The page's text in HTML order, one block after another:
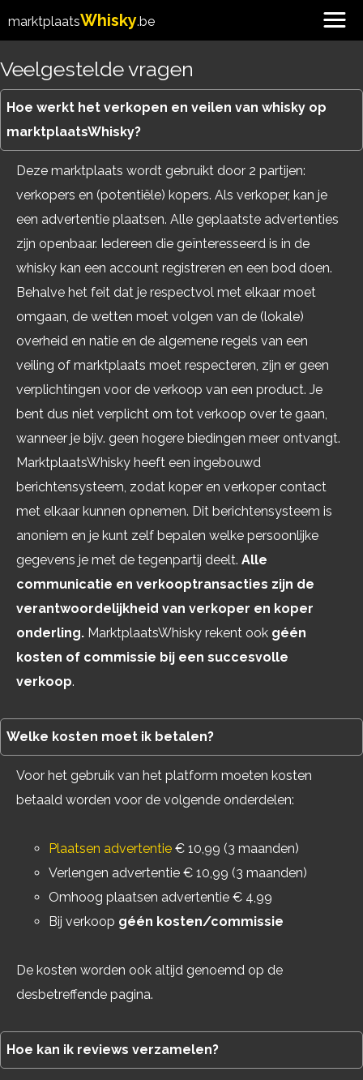
marktplaatsWhisky.be
Veelgestelde vragen
Hoe werkt het verkopen en veilen van whisky op
marktplaatsWhisky?
Deze marktplaats wordt gebruikt door 2 partijen:
verkopers en (potentiële) kopers. Als verkoper, kan je
een advertentie plaatsen. Alle geplaatste advertenties
zijn openbaar. Iedereen die geïnteresseerd is in de
whisky kan een account registreren en een bod doen.
Behalve het feit dat je respectvol met elkaar moet
omgaan, de wetten moet volgen van de (lokale)
overheid en natie en de algemene regels van een
veiling of marktplaats moet respecteren, zijn er geen
verplichtingen voor de verkoop van een product. Je
bent dus niet verplicht om tot verkoop over te gaan,
wanneer je bijv. geen hogere biedingen meer ontvangt.
MarktplaatsWhisky heeft een ingebouwd
berichtensysteem, zodat koper en verkoper contact
met elkaar kunnen opnemen. Dit berichtensysteem is
anoniem en je kunt zelf bepalen welke persoonlijke
gegevens je met de tegenpartij deelt. Alle
communicatie en verkooptransacties zijn de
verantwoordelijkheid van verkoper en koper
onderling. MarktplaatsWhisky rekent ook géén
kosten of commissie bij een succesvolle
verkoop.
Welke kosten moet ik betalen?
Voor het gebruik van het platform moeten kosten
betaald worden voor de volgende onderdelen:
Plaatsen advertentie € 10,99 (3 maanden)
Verlengen advertentie € 10,99 (3 maanden)
Omhoog plaatsen advertentie € 4,99
Bij verkoop géén kosten/commissie
De kosten worden ook altijd genoemd op de
desbetreffende pagina.
Hoe kan ik reviews verzamelen?